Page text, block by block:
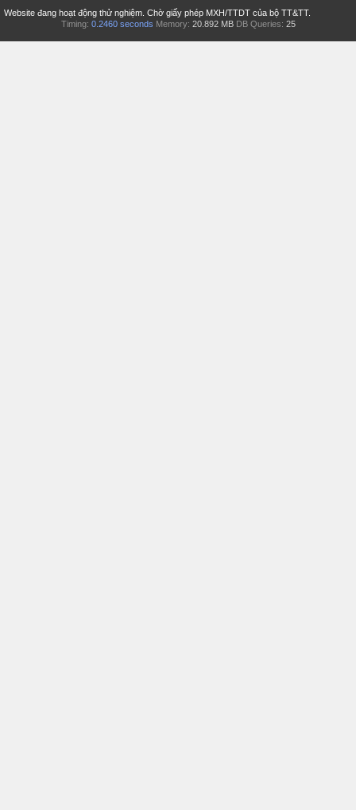
Website đang hoạt động thử nghiệm. Chờ giấy phép MXH/TTDT của bộ TT&TT.
Timing: 0.2460 seconds Memory: 20.892 MB DB Queries: 25